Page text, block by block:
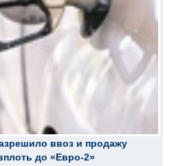
ввоз и продажу
до «Евро-2»